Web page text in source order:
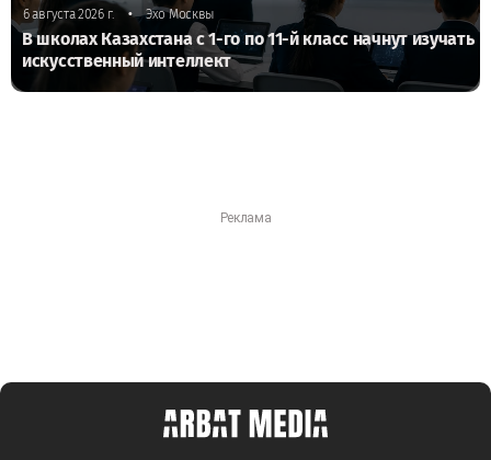
6 августа 2026 г. • Эхо Москвы
В школах Казахстана с 1-го по 11-й класс начнут изучать
искусственный интеллект